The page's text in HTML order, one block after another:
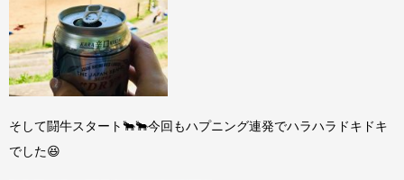
そして闘牛スタート🐂🐂今回もハプニング連発でハラハラドキドキ
でした😆